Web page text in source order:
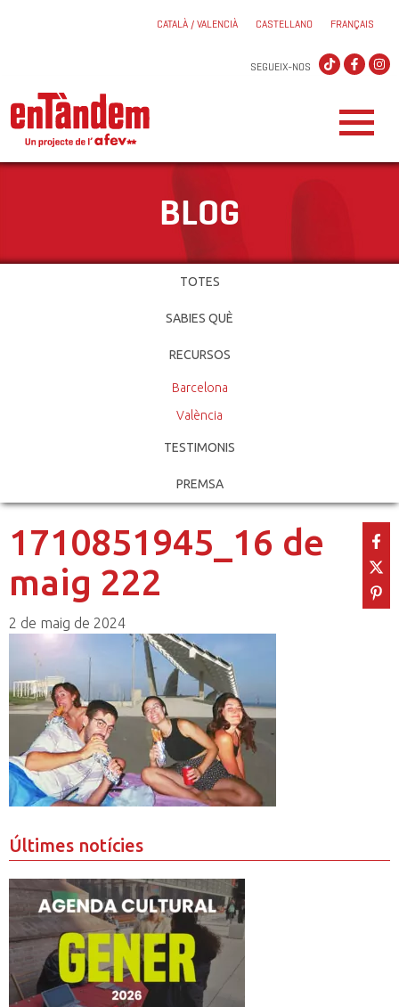
CATALÀ / VALENCIÀ CASTELLANO FRANÇAIS
SEGUEIX-NOS
BLOG
TOTES
SABIES QUÈ
RECURSOS
Barcelona
València
TESTIMONIS
PREMSA
1710851945_16 de
maig 222
2 de maig de 2024
Últimes notícies